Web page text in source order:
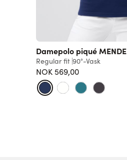
Damepolo piqué MENDE
Regular fit 90°-Vask
NOK 569,00